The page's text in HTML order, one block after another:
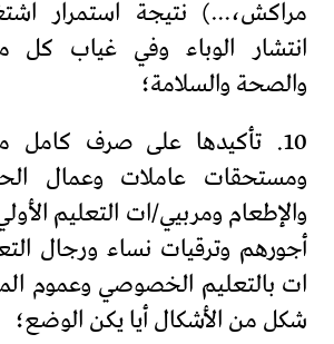
مراكش،…) نتيجة استمرار
انتشار الوباء وفي غياب كل
والصحة والسلامة؛
10. تأكيدها على صرف كامل
ومستحقات عاملات وعمال
والإطعام ومربيي/ات التعليم
أجورهم وترقيات نساء ورجال
ات بالتعليم الخصوصي وعموم
شكل من الأشكال أيا يكن الوضع؛